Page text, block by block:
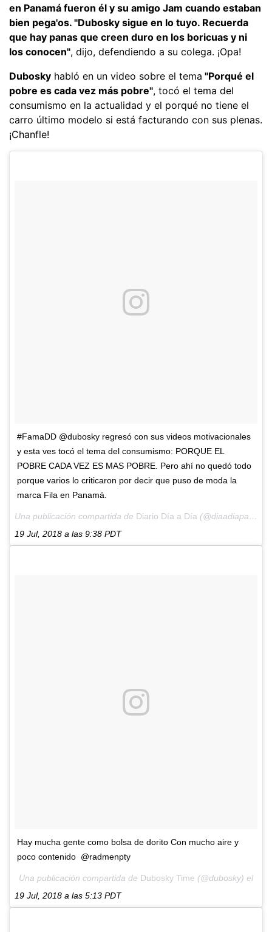
en Panamá fueron él y su amigo Jam cuando estaban
bien pega'os. "Dubosky sigue en lo tuyo. Recuerda
que hay panas que creen duro en los boricuas y ni
los conocen", dijo, defendiendo a su colega. ¡Opa!
Dubosky habló en un video sobre el tema "Porqué el
pobre es cada vez más pobre", tocó el tema del
consumismo en la actualidad y el porqué no tiene el
carro último modelo si está facturando con sus plenas.
¡Chanfle!
#FamaDD @dubosky regresó con sus videos motivacionales
y esta ves tocó el tema del consumismo: PORQUE EL
POBRE CADA VEZ ES MAS POBRE. Pero ahí no quedó todo
porque varios lo criticaron por decir que puso de moda la
marca Fila en Panamá.
Una publicación compartida de Diario Día a Día (@diaadiapa) el
19 Jul, 2018 a las 9:38 PDT
Hay mucha gente como bolsa de dorito Con mucho aire y
poco contenido @radmenpty
Una publicación compartida de Dubosky Time (@dubosky) el
19 Jul, 2018 a las 5:13 PDT